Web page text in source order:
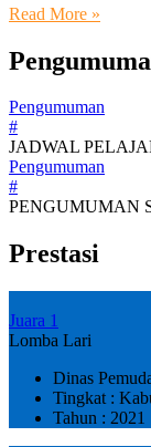
Read More »
Pengumuman
#
JADWAL
Pengumuman
#
PENGUMUMAN
Prestasi
Juara 1
Lomba Lari
Dinas
Tingkat :
Tahun : 2021